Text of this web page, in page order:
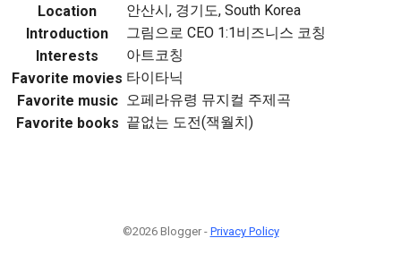
Location
안산시, 경기도, South Korea
Introduction
그림으로 CEO 1:1비즈니스 코칭
Interests
아트코칭
Favorite movies 타이타닉
Favorite music 오페라유령 뮤지컬 주제곡
Favorite books 끝없는 도전(잭월치)
©2026 Blogger - Privacy Policy